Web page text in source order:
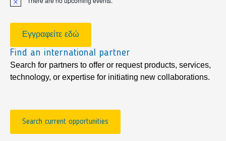
Notice
Εγγραφείτε εδώ
Find an international partner
Search for partners to offer or request products, services,
technology, or expertise for initiating new collaborations.
Search current opportunities